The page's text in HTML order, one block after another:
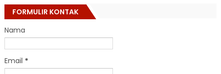
FORMULIR KONTAK
Nama
Email *